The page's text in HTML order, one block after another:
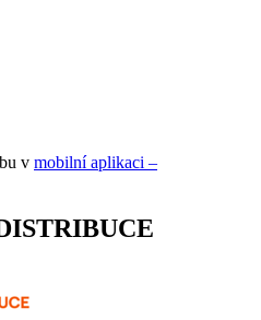
v mobilní aplikaci –